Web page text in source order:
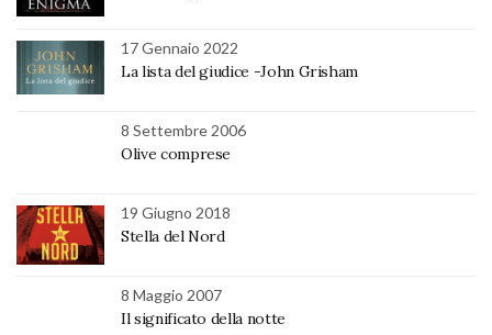
17 Gennaio 2022
La lista del giudice -John Grisham
8 Settembre 2006
Olive comprese
19 Giugno 2018
Stella del Nord
8 Maggio 2007
Il significato della notte